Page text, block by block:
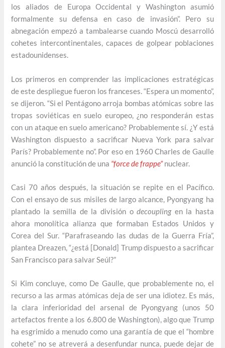
los aliados de Europa Occidental y Washington asumió
formalmente su defensa en caso de invasión”. Pero su
abnegación empezó a tambalearse cuando Moscú desarrolló
cohetes intercontinentales, capaces de golpear poblaciones
estadounidenses.
Los primeros en comprender las implicaciones estratégicas
de este despliegue fueron los franceses. “Espera un momento”,
se dijeron. “Si el Pentágono arroja bombas atómicas sobre las
tropas soviéticas en suelo europeo, ¿no responderán estas
con un ataque en suelo americano? Probablemente sí. ¿Y está
Washington dispuesto a sacrificar Nueva York para salvar
París? Probablemente no”. Por eso en 1960 Charles de Gaulle
anunció la constitución de una “force de frappe”nuclear.
Casi 70 años después, la situación se repite en el Pacífico.
Con el ensayo de sus misiles de largo alcance, Pyongyang ha
plantado la semilla de la división odecouplingen la hasta
ahora monolítica alianza que formaban Estados Unidos y
Corea del Sur. “Parafraseando las dudas de la Guerra Fría”,
plantea Dreazen, “¿está [Donald] Trump dispuesto a sacrificar
San Francisco para salvar Seúl?”
Si Kim concluye, como De Gaulle, que probablemente no, el
recurso a las armas atómicas deja de ser una idiotez. Es más,
la clara inferioridad del arsenal de Pyongyang (unos 50
artefactos frente a los 6.800 de Washington), algo que Trump
ha esgrimido a menudo como una garantía de que el “hombre
cohete” no se atreverá a desenfundar nunca, puede dejar de